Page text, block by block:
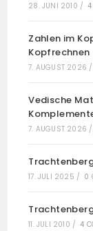
28. JUNI 2010 / 4
Zahlen im
Kopfrechnen
7. AUGUST 2026 /
Vedische
7. AUGUST 2026 /
17. JULI 2025 / 0
11. JULI 2010 / 4